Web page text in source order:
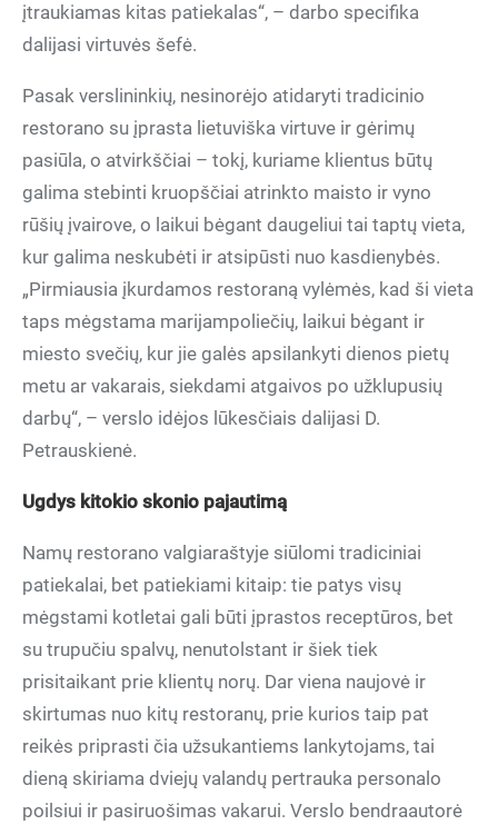
įtraukiamas kitas patiekalas“, – darbo specifika
dalijasi virtuvės šefė.
Pasak verslininkių, nesinorėjo atidaryti tradicinio
restorano su įprasta lietuviška virtuve ir gėrimų
pasiūla, o atvirkščiai – tokį, kuriame klientus būtų
galima stebinti kruopščiai atrinkto maisto ir vyno
rūšių įvairove, o laikui bėgant daugeliui tai taptų vieta,
kur galima neskubėti ir atsipūsti nuo kasdienybės.
„Pirmiausia įkurdamos restoraną vylėmės, kad ši vieta
taps mėgstama marijampoliečių, laikui bėgant ir
miesto svečių, kur jie galės apsilankyti dienos pietų
metu ar vakarais, siekdami atgaivos po užklupusių
darbų“, – verslo idėjos lūkesčiais dalijasi D.
Petrauskienė.
Ugdys kitokio skonio pajautimą
Namų restorano valgiaraštyje siūlomi tradiciniai
patiekalai, bet patiekiami kitaip: tie patys visų
mėgstami kotletai gali būti įprastos receptūros, bet
su trupučiu spalvų, nenutolstant ir šiek tiek
prisitaikant prie klientų norų. Dar viena naujovė ir
skirtumas nuo kitų restoranų, prie kurios taip pat
reikės priprasti čia užsukantiems lankytojams, tai
dieną skiriama dviejų valandų pertrauka personalo
poilsiui ir pasiruošimas vakarui. Verslo bendraautorė